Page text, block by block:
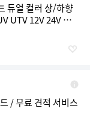
듀얼 컬러 상/하향
UTV 12V 24V 미
/ 무료 견적 서비스